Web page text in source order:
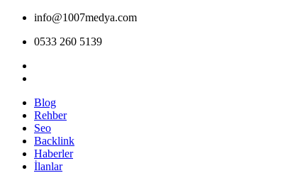
info@1007medya.com
0533 260 5139
Blog
Rehber
Seo
Backlink
Haberler
İlanlar